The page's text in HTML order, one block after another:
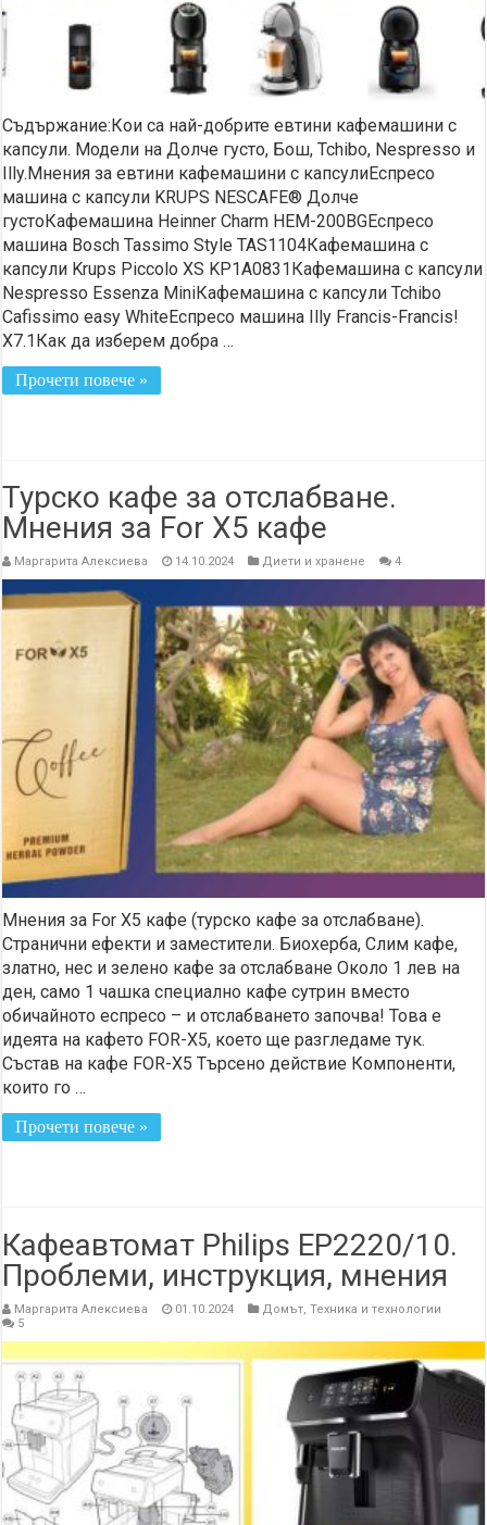
Съдържание:Кои са най-добрите евтини кафемашини с
капсули. Модели на Долче густо, Бош, Tchibo, Nespresso и
Illy.Мнения за евтини кафемашини с капсулиЕспресо
машина с капсули KRUPS NESCAFE® Долче
густоКафемашина Heinner Charm HEM-200BGЕспресо
машина Bosch Tassimo Style TAS1104Кафемашина с
капсули Krups Piccolo XS KP1A0831Кафемашина с капсули
Nespresso Essenza MiniКафемашина с капсули Tchibo
Cafissimo easy WhiteЕспресо машина Illy Francis-Francis!
X7.1Как да изберем добра …
Прочети повече »
Турско кафе за отслабване.
Мнения за For X5 кафе
Маргарита Алексиева 14.10.2024 Диети и хранене 4
Мнения за For X5 кафе (турско кафе за отслабване).
Странични ефекти и заместители. Биохерба, Слим кафе,
златно, нес и зелено кафе за отслабване Около 1 лев на
ден, само 1 чашка специално кафе сутрин вместо
обичайното еспресо – и отслабването започва! Това е
идеята на кафето FOR-X5, което ще разгледаме тук.
Състав на кафе FOR-X5 Търсено действие Компоненти,
които го …
Прочети повече »
Кафеавтомат Philips EP2220/10.
Проблеми, инструкция, мнения
Маргарита Алексиева 01.10.2024 Домът,Техника и технологии
5